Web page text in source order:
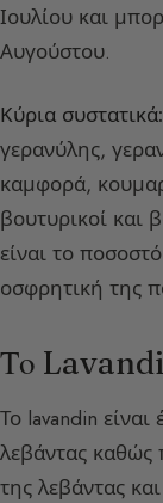
Ιουλίου και
Αυγούστου.
Κύρια συστατικά:
γερανύλης,
καμφορά,
βουτυρικοί και
είναι το
οσφρητική της
Το
Το lavandin
λεβάντας καθώς
της λεβάντας